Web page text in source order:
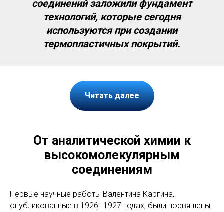
соединений заложили фундамент
технологий, которые сегодня
используются при создании
термопластичных покрытий.
Читать далее
От аналитической химии к
высокомолекулярным
соединениям
Первые научные работы Валентина Каргина,
опубликованные в 1926–1927 годах, были посвящены